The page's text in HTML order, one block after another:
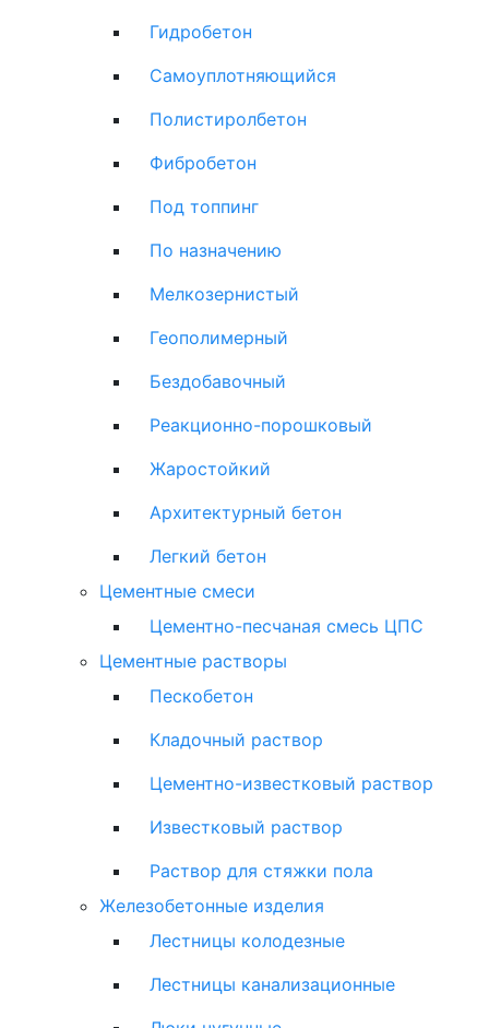
Гидробетон
Самоуплотняющийся
Полистиролбетон
Фибробетон
Под топпинг
По назначению
Мелкозернистый
Геополимерный
Бездобавочный
Реакционно-порошковый
Жаростойкий
Архитектурный бетон
Легкий бетон
Цементные смеси
Цементно-песчаная смесь ЦПС
Цементные растворы
Пескобетон
Кладочный раствор
Цементно-известковый раствор
Известковый раствор
Раствор для стяжки пола
Железобетонные изделия
Лестницы колодезные
Лестницы канализационные